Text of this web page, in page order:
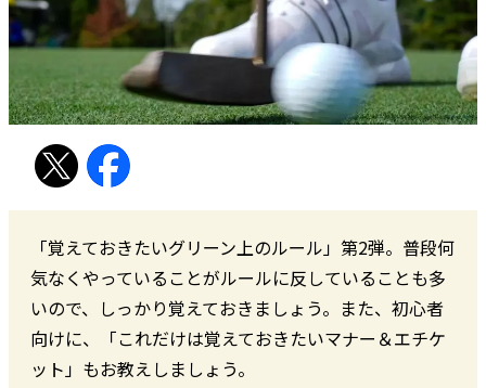
「覚えておきたいグリーン上のルール」第2弾。普段何
気なくやっていることがルールに反していることも多
いので、しっかり覚えておきましょう。また、初心者
向けに、「これだけは覚えておきたいマナー＆エチケ
ット」もお教えしましょう。